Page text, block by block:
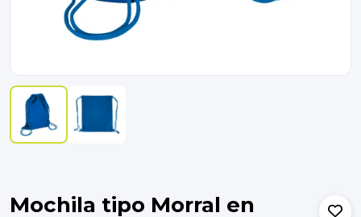
Mochila tipo Morral en